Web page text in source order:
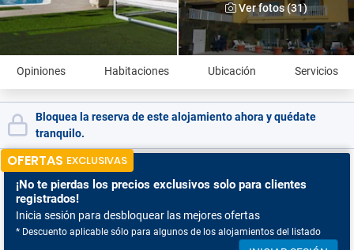
Ver fotos (31)
Opiniones Habitaciones Ubicación Servicios
Bloquea la reserva de este alojamiento ahora y quédate
tranquilo.
OFERTAS EXCLUSIVAS
¡No te pierdas los precios exclusivos solo para clientes
registrados!
Inicia sesión para desbloquear las mejores ofertas
* Descuento aplicable sólo para algunos de los alojamientos del listado